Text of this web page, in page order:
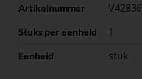
Artikelnummer V42836
Stuks per eenheid 1
Eenheid stuk